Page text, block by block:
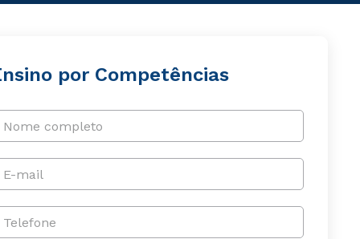
por Competências
Nome completo
E-mail
Telefone